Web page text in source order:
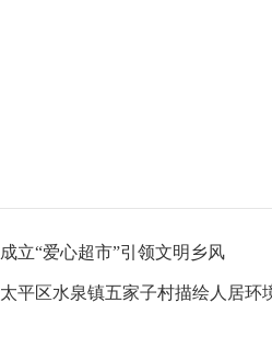
成立“爱心超市”引领文明乡风
太平区水泉镇五家子村描绘人居环